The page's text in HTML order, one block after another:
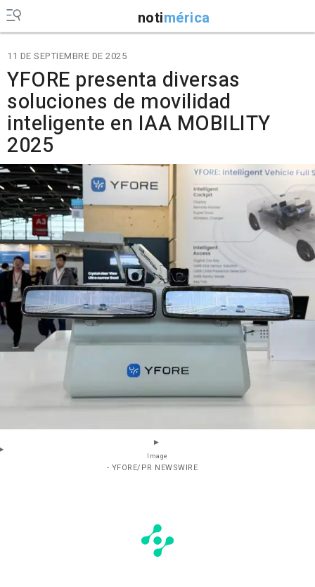
notimérica
11 DE SEPTIEMBRE DE 2025
YFORE presenta diversas
soluciones de movilidad
inteligente en IAA MOBILITY
2025
Image
- YFORE/PR NEWSWIRE